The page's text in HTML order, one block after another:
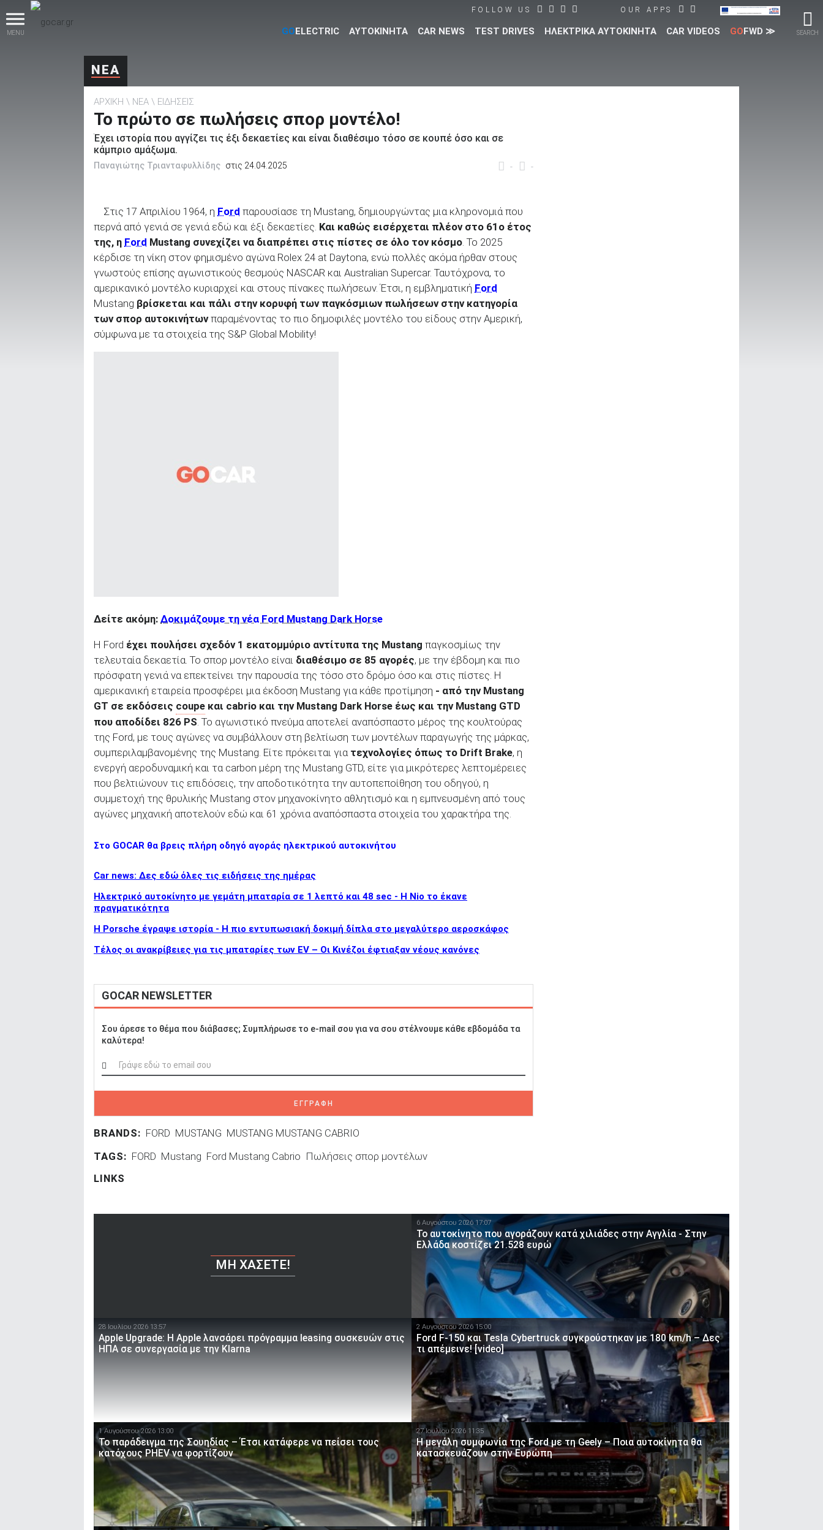
MENU SEARCH
FOLLOW US OUR APPS
GOELECTRIC ΑΥΤΟΚΙΝΗΤΑ CAR NEWS TEST DRIVES ΗΛΕΚΤΡΙΚΑ ΑΥΤΟΚΙΝΗΤΑ CAR VIDEOS GOFWD ≫
Βρες τα πάντα για το αυτοκίνητο!
βρες το!
ΑΝΑΖΗΤΗΣΗ
ΝΕΑ
ΑΡΧΙΚΗ ΝΕΑ ΕΙΔΗΣΕΙΣ
Το πρώτο σε πωλήσεις σπορ μοντέλο!
Έχει ιστορία που αγγίζει τις έξι δεκαετίες και είναι διαθέσιμο τόσο σε κουπέ όσο και σε
κάμπριο αμάξωμα.
- -
Παναγιώτης Τριανταφυλλίδης στις 24.04.2025
Στις 17 Απριλίου 1964, η Ford παρουσίασε τη Mustang, δημιουργώντας μια κληρονομιά που
περνά από γενιά σε γενιά εδώ και έξι δεκαετίες. Και καθώς εισέρχεται πλέον στο 61ο έτος
της, η Ford Mustang συνεχίζει να διαπρέπει στις πίστες σε όλο τον κόσμο . Το 2025
κέρδισε τη νίκη στον φημισμένο αγώνα Rolex 24 at Daytona, ενώ πολλές ακόμα ήρθαν στους
γνωστούς επίσης αγωνιστικούς θεσμούς NASCAR και Australian Supercar. Ταυτόχρονα, το
αμερικανικό μοντέλο κυριαρχεί και στους πίνακες πωλήσεων. Έτσι, η εμβληματική Ford
Mustang βρίσκεται και πάλι στην κορυφή των παγκόσμιων πωλήσεων στην κατηγορία
των σπορ αυτοκινήτωνπαραμένοντας το πιο δημοφιλές μοντέλο του είδους στην Αμερική,
σύμφωνα με τα στοιχεία της S&P Global Mobility!
Δείτε ακόμη: Δοκιμάζουμε τη νέα Ford Mustang Dark Horse
Η Ford έχει πουλήσει σχεδόν 1 εκατομμύριο αντίτυπα της Mustang παγκοσμίως την
τελευταία δεκαετία. Το σπορ μοντέλο είναι διαθέσιμο σε 85 αγορές, με την έβδομη και πιο
πρόσφατη γενιά να επεκτείνει την παρουσία της τόσο στο δρόμο όσο και στις πίστες. Η
αμερικανική εταιρεία προσφέρει μια έκδοση Mustang για κάθε προτίμηση - από την Mustang
GT σε εκδόσεις coupe και cabrio και την Mustang Dark Horse έως και την Mustang GTD
που αποδίδει 826 PS. Το αγωνιστικό πνεύμα αποτελεί αναπόσπαστο μέρος της κουλτούρας
της Ford, με τους αγώνες να συμβάλλουν στη βελτίωση των μοντέλων παραγωγής της μάρκας,
συμπεριλαμβανομένης της Mustang. Είτε πρόκειται για τεχνολογίες όπως το Drift Brake, η
ενεργή αεροδυναμική και τα carbon μέρη της Mustang GTD, είτε για μικρότερες λεπτομέρειες
που βελτιώνουν τις επιδόσεις, την αποδοτικότητα την αυτοπεποίθηση του οδηγού, η
συμμετοχή της θρυλικής Mustang στον μηχανοκίνητο αθλητισμό και η εμπνευσμένη από τους
αγώνες μηχανική αποτελούν εδώ και 61 χρόνια αναπόσπαστα στοιχεία του χαρακτήρα της.
Στο GOCAR θα βρεις πλήρη οδηγό αγοράς ηλεκτρικού αυτοκινήτου
Car news: Δες εδώ όλες τις ειδήσεις της ημέρας
Ηλεκτρικό αυτοκίνητο με γεμάτη μπαταρία σε 1 λεπτό και 48 sec - Η Nio το έκανε
πραγματικότητα
H Porsche έγραψε ιστορία - H πιο εντυπωσιακή δοκιμή δίπλα στο μεγαλύτερο αεροσκάφος
Τέλος οι ανακρίβειες για τις μπαταρίες των EV – Οι Κινέζοι έφτιαξαν νέους κανόνες
GOCAR NEWSLETTER
Σου άρεσε το θέμα που διάβασες; Συμπλήρωσε το e-mail σου για να σου στέλνουμε κάθε εβδομάδα τα
καλύτερα!
ΕΓΓΡΑΦΗ
BRANDS: FORD MUSTANG MUSTANG MUSTANG CABRIO
TAGS: FORD Mustang Ford Mustang Cabrio Πωλήσεις σπορ μοντέλων
LINKS
ΜΗ ΧΆΣΕΤΕ!
6 Αυγούστου 2026 17:07
To αυτοκίνητο που αγοράζουν κατά χιλιάδες στην Αγγλία - Στην
Ελλάδα κοστίζει 21.528 ευρώ
28 Ιουλίου 2026 13:57
Apple Upgrade: Η Apple λανσάρει πρόγραμμα leasing συσκευών στις
ΗΠΑ σε συνεργασία με την Klarna
2 Αυγούστου 2026 15:00
Ford F-150 και Tesla Cybertruck συγκρούστηκαν με 180 km/h – Δες
τι απέμεινε! [video]
1 Αυγούστου 2026 13:00
Το παράδειγμα της Σουηδίας – Έτσι κατάφερε να πείσει τους
κατόχους PHEV να φορτίζουν
27 Ιουλίου 2026 11:35
Η μεγάλη συμφωνία της Ford με τη Geely – Ποια αυτοκίνητα θα
κατασκευάζουν στην Ευρώπη